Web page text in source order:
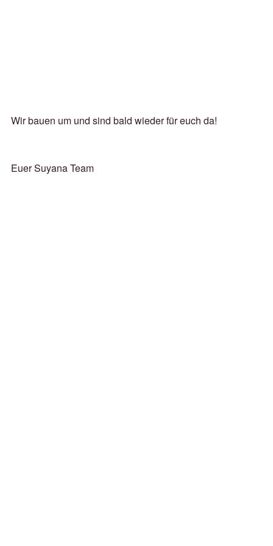
Wir bauen um und sind bald wieder für euch da!
Euer Suyana Team